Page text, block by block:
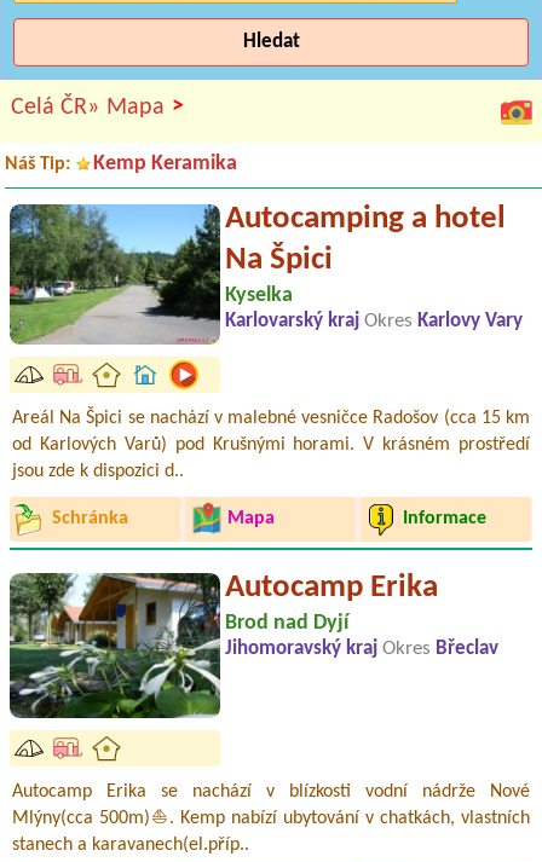
Hledat
Celá ČR» Mapa >
Náš Tip: Kemp Keramika
Autocamping a hotel
Na Špici
Kyselka
Karlovarský kraj Okres Karlovy Vary
Areál Na Špici se nachází v malebné vesničce Radošov (cca 15 km
od Karlových Varů) pod Krušnými horami. V krásném prostředí
jsou zde k dispozici d..
Schránka Mapa Informace
Autocamp Erika
Brod nad Dyjí
Jihomoravský kraj Okres Břeclav
Autocamp Erika se nachází v blízkosti vodní nádrže Nové
Mlýny(cca 500m)⛵. Kemp nabízí ubytování v chatkách, vlastních
stanech a karavanech(el.příp..